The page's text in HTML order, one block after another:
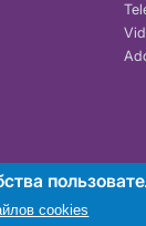
cookies